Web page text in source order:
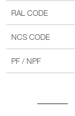
RAL CODE
NCS CODE
PF / NPF